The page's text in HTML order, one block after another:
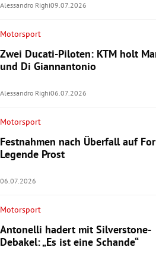
Alessandro Righi09.07.2026
Motorsport
Zwei Ducati-Piloten: KTM holt
und Di Giannantonio
Alessandro Righi06.07.2026
Motorsport
Festnahmen nach Überfall auf
Legende Prost
06.07.2026
Motorsport
Antonelli hadert mit Silverstone-
Debakel: „Es ist eine Schande“